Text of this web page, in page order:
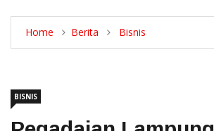
Home Berita Bisnis
BISNIS